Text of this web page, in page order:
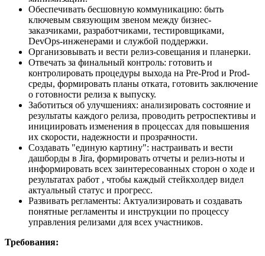
Обеспечивать бесшовную коммуникацию: быть
ключевым связующим звеном между бизнес-
заказчиками, разработчиками, тестировщиками,
DevOps-инженерами и службой поддержки.
Организовывать и вести релиз-совещания и планерки.
Отвечать за финальный контроль: готовить и
контролировать процедуры выхода на Pre-Prod и Prod-
среды, формировать планы отката, готовить заключение
о готовности релиза к выпуску.
Заботиться об улучшениях: анализировать состояние и
результаты каждого релиза, проводить ретроспективы и
инициировать изменения в процессах для повышения
их скорости, надежности и прозрачности.
Создавать "единую картину": настраивать и вести
дашборды в Jira, формировать отчеты и релиз-ноты и
информировать всех заинтересованных сторон о ходе и
результатах работ , чтобы каждый стейкхолдер видел
актуальный статус и прогресс.
Развивать регламенты: Актуализировать и создавать
понятные регламенты и инструкции по процессу
управления релизами для всех участников.
Требования: